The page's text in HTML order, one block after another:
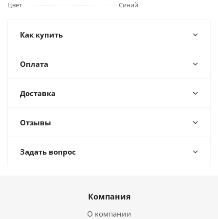
Цвет
Синий
Как купить
Оплата
Доставка
Отзывы
Задать вопрос
Компания
О компании